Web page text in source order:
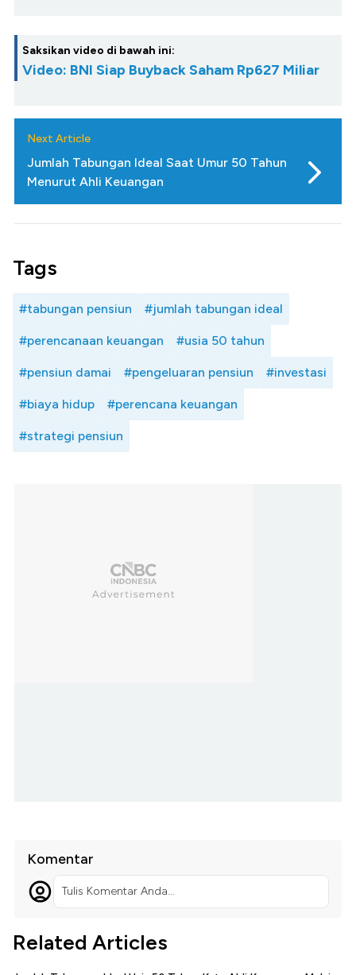
Saksikan video di bawah ini:
Video: BNI Siap Buyback Saham Rp627 Miliar
Next Article
Jumlah Tabungan Ideal Saat Umur 50 Tahun
Menurut Ahli Keuangan
Tags
#tabungan pensiun #jumlah tabungan ideal
#perencanaan keuangan #usia 50 tahun
#pensiun damai #pengeluaran pensiun #investasi
#biaya hidup #perencana keuangan
#strategi pensiun
Komentar
Tulis Komentar Anda...
Related Articles